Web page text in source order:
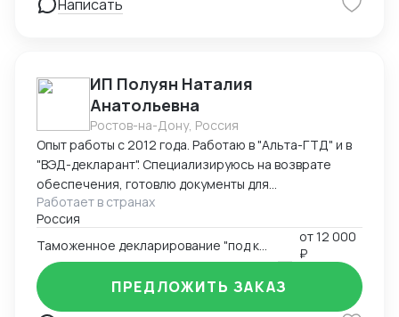
Написать
ИП Полуян Наталия
Анатольевна
Ростов-на-Дону, Россия
Опыт работы с 2012 года. Работаю в "Альта-ГТД" и в
"ВЭД-декларант". Специализируюсь на возврате
обеспечения, готовлю документы для
подтверждения таможенной стоимости с
вероятностью одобрения таможней 98%. Ищу
партнерство со специалистами по поиску товаров за
рубежом, перевозчиками - готов оформлять товары
вашим заказчикам на взаимовыгодных условиях.
Работает в странах
Россия
от12 000
₽
ПРЕДЛОЖИТЬ ЗАКАЗ